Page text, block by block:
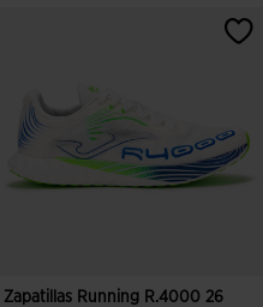
4,5 sobre 5 de valoración de
Zapatillas Running R.4000 26